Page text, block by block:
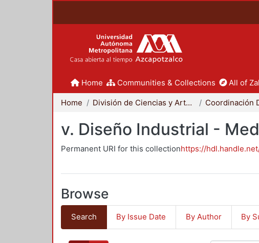
Home Communities & Collections All of
Home División de Ciencias y Artes para el Diseño
v. Diseño Industrial -
Permanent URI for this collectionhttps://
Browse
Search By Issue Date By Author By